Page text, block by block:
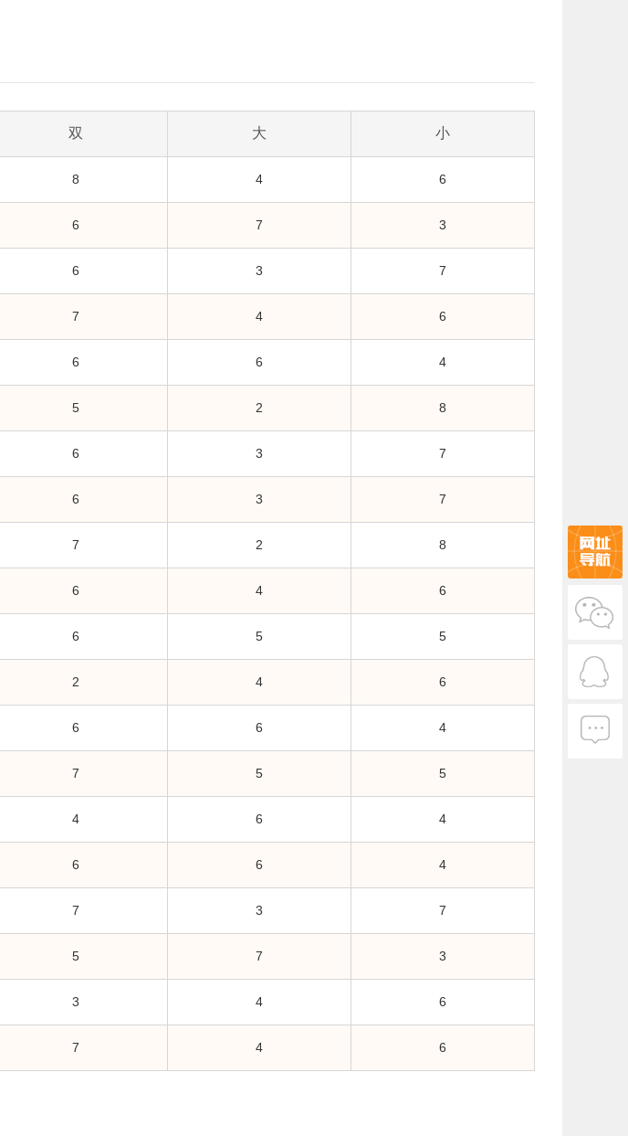
双 大 小
8 4 6
6 7 3
6 3 7
7 4 6
6 6 4
5 2 8
6 3 7
6 3 7
7 2 8
6 4 6
6 5 5
2 4 6
6 6 4
7 5 5
4 6 4
6 6 4
7 3 7
5 7 3
3 4 6
7 4 6